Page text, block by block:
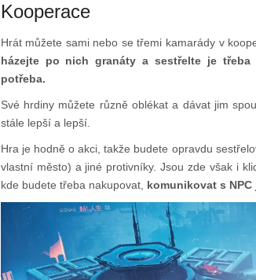
Kooperace
Hrát můžete sami nebo se třemi kamarády v
házejte po nich granáty a sestřelte je
potřeba.
Své hrdiny můžete různě oblékat a dávat jim
stále lepší a lepší.
Hra je hodně o akci, takže budete opravdu
vlastní město) a jiné protivníky. Jsou zde však i
kde budete třeba nakupovat, komunikovat s